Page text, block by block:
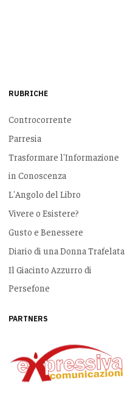
RUBRICHE
Controcorrente
Parresia
Trasformare l'Informazione
in Conoscenza
L'Angolo del Libro
Vivere o Esistere?
Gusto e Benessere
Diario di una Donna Trafelata
Il Giacinto Azzurro di
Persefone
PARTNERS